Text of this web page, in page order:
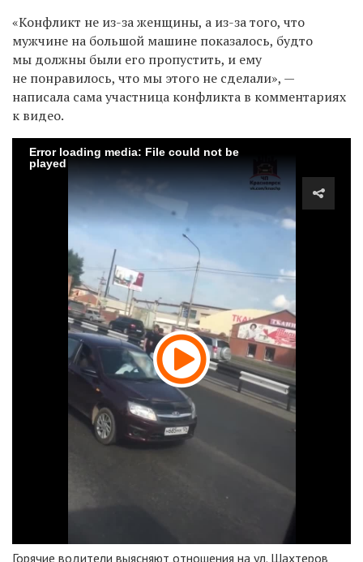
«Конфликт не из-за женщины, а из-за того, что
мужчине на большой машине показалось, будто
мы должны были его пропустить, и ему
не понравилось, что мы этого не сделали», —
написала сама участница конфликта в комментариях
к видео.
Error loading media: File could not be
played
Горячие водители выясняют отношения на ул. Шахтеров